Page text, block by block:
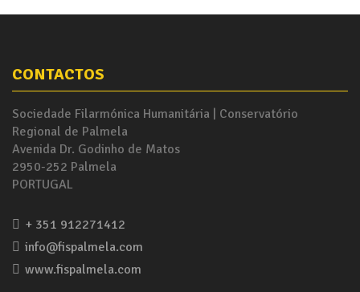
CONTACTOS
Sociedade Filarmónica Humanitária | Conservatório
Regional de Palmela
Avenida Dr. Godinho de Matos
2950-252 Palmela
PORTUGAL
+ 351 912271412
info@fispalmela.com
www.fispalmela.com